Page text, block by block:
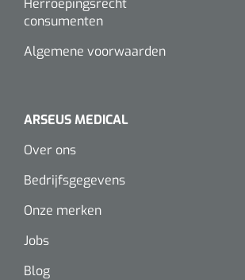
Diversen
Verbandhaakjes
Nierbekken
Herroepingsrecht
consumenten
Algemene voorwaarden
ARSEUS MEDICAL
Over ons
Bedrijfsgegevens
Onze merken
Jobs
Blog